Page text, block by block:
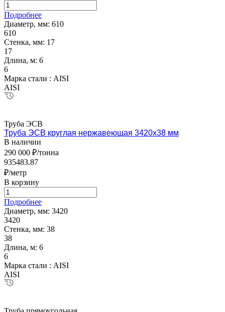
Подробнее
Диаметр, мм: 610
610
Стенка, мм: 17
17
Длина, м: 6
6
Марка стали : AISI
AISI
Труба ЭСВ
Труба ЭСВ круглая нержавеющая 3420х38 мм
В наличии
290 000 ₽/тонна
935483.87
₽/метр
В корзину
Подробнее
Диаметр, мм: 3420
3420
Стенка, мм: 38
38
Длина, м: 6
6
Марка стали : AISI
AISI